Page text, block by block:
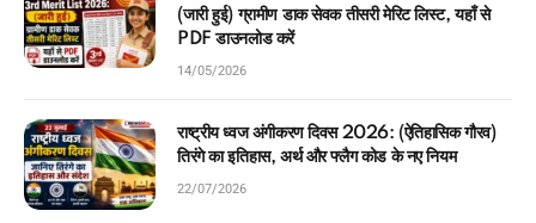
(जारी हुई) ग्रामीण डाक सेवक तीसरी मेरिट लिस्ट, यहाँ से
PDF डाउनलोड करें
14/05/2026
राष्ट्रीय ध्वज अंगीकरण दिवस 2026: (ऐतिहासिक गौरव)
तिरंगे का इतिहास, अर्थ और फ्लैग कोड के नए नियम
22/07/2026